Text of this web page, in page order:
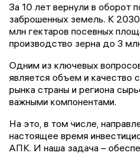
За 10 лет вернули в оборот
заброшенных земель. К
млн гектаров посевных
производство зерна до 3
Одним из ключевых
является объем и качество
рынка страны и региона
важными компонентами.
На это, в том числе,
настоящее время
АПК. И наша задача –